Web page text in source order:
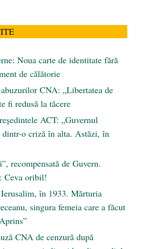
Noua carte de identitate fără
de călătorie
CNA: „Libertatea de
fi redusă la tăcere
ACT: „Guvernul
dintr-o criză în alta. Astăzi, în
recompensată de Guvern.
Ceva oribil!
în 1933. Mărturia
singura femeia care a făcut
CNA de cenzură după